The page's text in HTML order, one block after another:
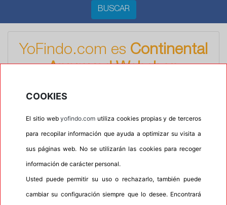
YoFindo.com es Continental
Approved Webshop
Descubra la calidad a primera vista.
COOKIES
El sitio webyofindo.com utiliza cookies propias y de terceros
para recopilar información que ayuda a optimizar su visita a
sus páginas web. No se utilizarán las cookies para recoger
información de carácter personal.
Usted puede permitir su uso o rechazarlo, también puede
cambiar su configuración siempre que lo desee. Encontrará